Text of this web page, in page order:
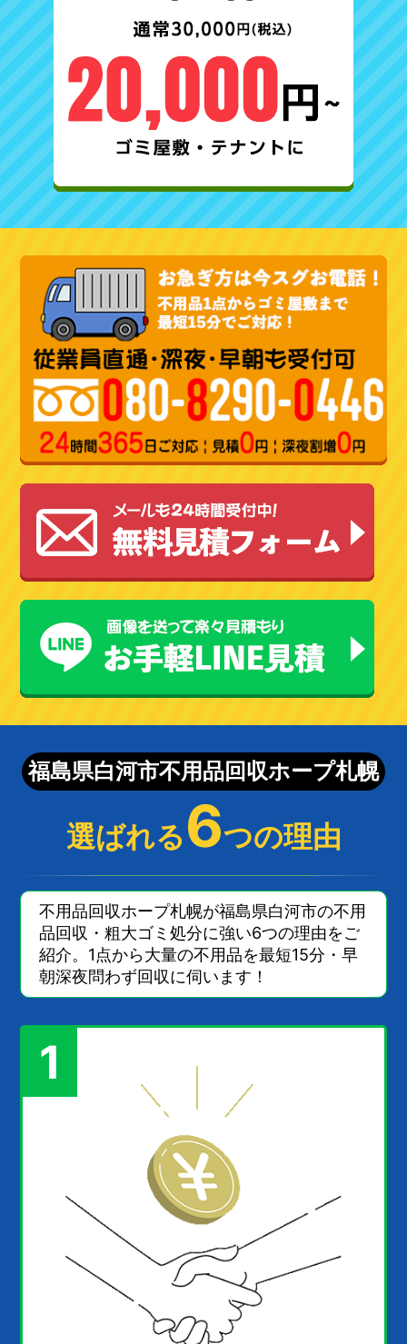
福島県白河市不用品回収ホープ札幌
選ばれる6つの理由
不用品回収ホープ札幌が福島県白河市の不用
品回収・粗大ゴミ処分に強い6つの理由をご
紹介。1点から大量の不用品を最短15分・早
朝深夜問わず回収に伺います！
1